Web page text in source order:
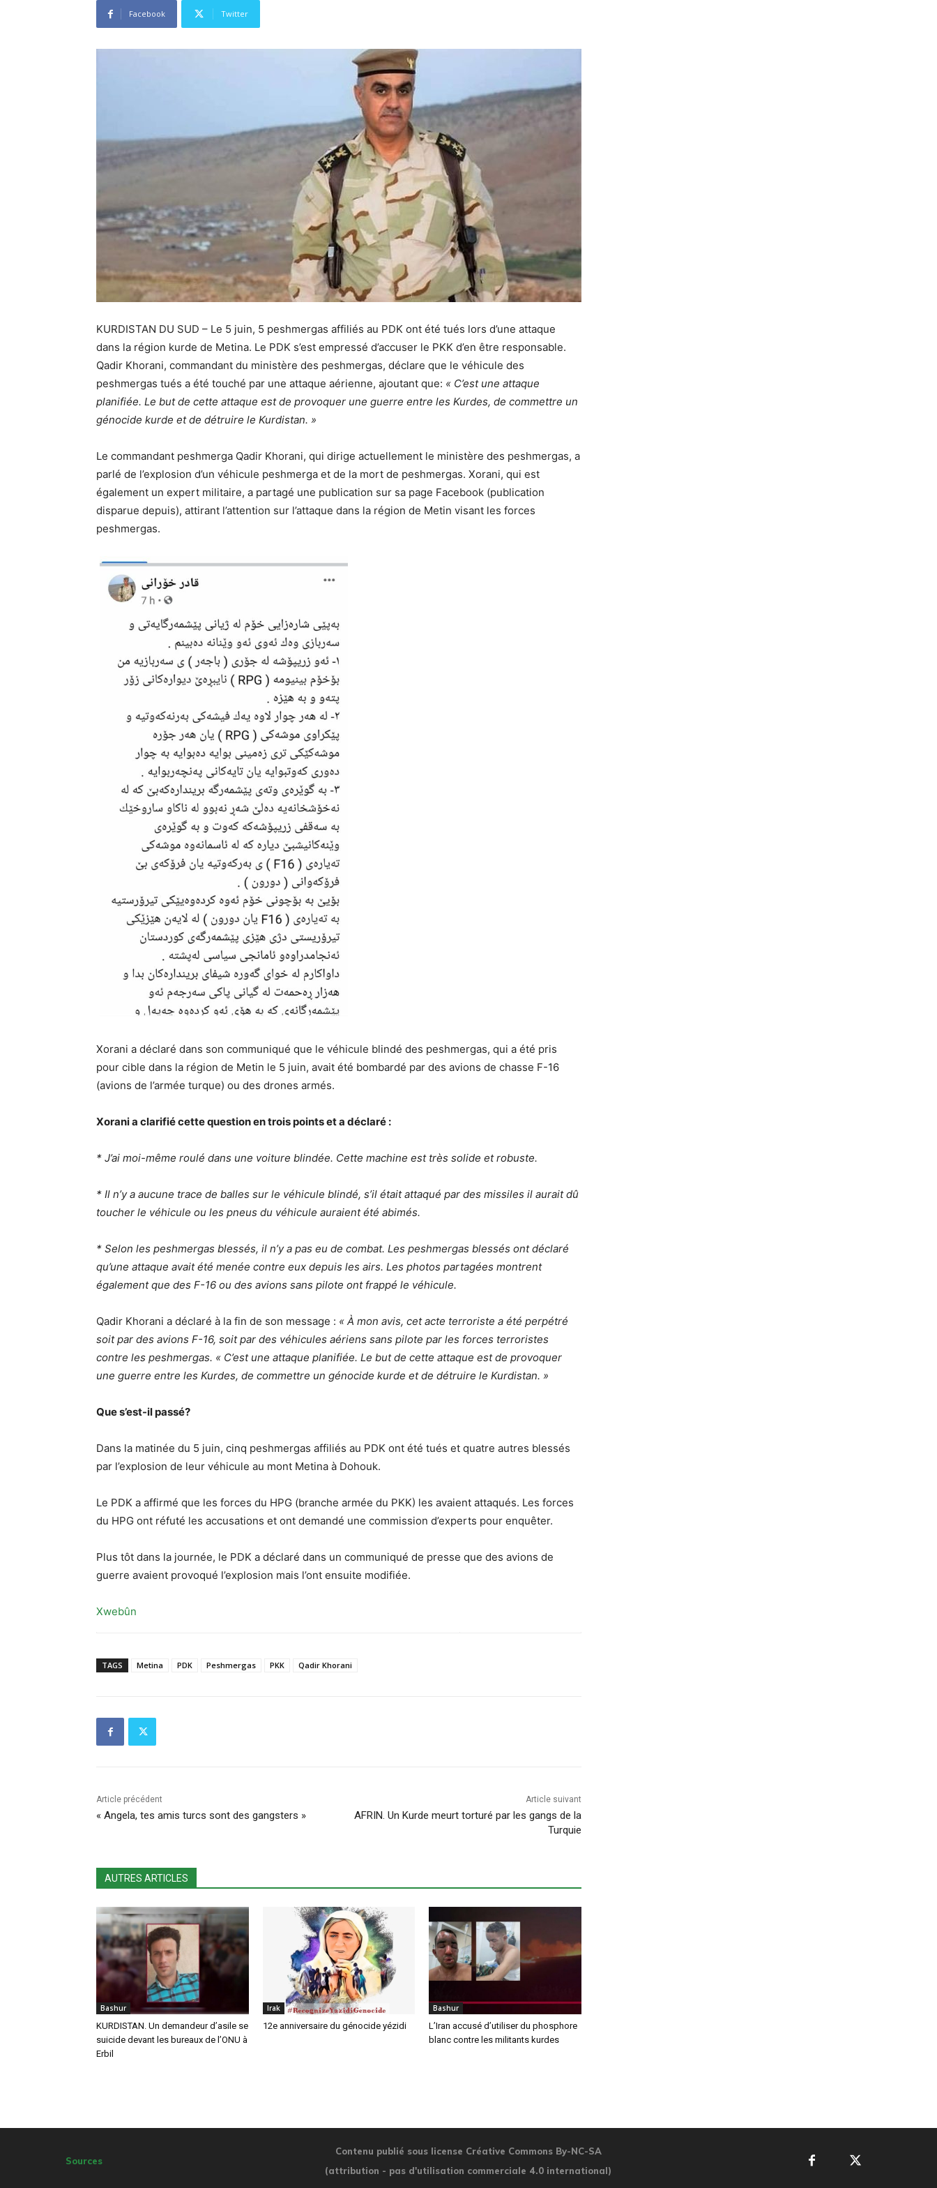
Facebook Twitter
KURDISTAN DU SUD – Le 5 juin, 5 peshmergas affiliés au PDK ont été tués lors d’une attaque
dans la région kurde de Metina. Le PDK s’est empressé d’accuser le PKK d’en être responsable.
Qadir Khorani, commandant du ministère des peshmergas, déclare que le véhicule des
peshmergas tués a été touché par une attaque aérienne, ajoutant que: « C’est une attaque
planifiée. Le but de cette attaque est de provoquer une guerre entre les Kurdes, de commettre un
génocide kurde et de détruire le Kurdistan. »
Le commandant peshmerga Qadir Khorani, qui dirige actuellement le ministère des peshmergas, a
parlé de l’explosion d’un véhicule peshmerga et de la mort de peshmergas. Xorani, qui est
également un expert militaire, a partagé une publication sur sa page Facebook (publication
disparue depuis), attirant l’attention sur l’attaque dans la région de Metin visant les forces
peshmergas.
Xorani a déclaré dans son communiqué que le véhicule blindé des peshmergas, qui a été pris
pour cible dans la région de Metin le 5 juin, avait été bombardé par des avions de chasse F-16
(avions de l’armée turque) ou des drones armés.
Xorani a clarifié cette question en trois points et a déclaré :
* J’ai moi-même roulé dans une voiture blindée. Cette machine est très solide et robuste.
* Il n’y a aucune trace de balles sur le véhicule blindé, s’il était attaqué par des missiles il aurait dû
toucher le véhicule ou les pneus du véhicule auraient été abimés.
* Selon les peshmergas blessés, il n’y a pas eu de combat. Les peshmergas blessés ont déclaré
qu’une attaque avait été menée contre eux depuis les airs. Les photos partagées montrent
également que des F-16 ou des avions sans pilote ont frappé le véhicule.
Qadir Khorani a déclaré à la fin de son message : « À mon avis, cet acte terroriste a été perpétré
soit par des avions F-16, soit par des véhicules aériens sans pilote par les forces terroristes
contre les peshmergas. « C’est une attaque planifiée. Le but de cette attaque est de provoquer
une guerre entre les Kurdes, de commettre un génocide kurde et de détruire le Kurdistan. »
Que s’est-il passé?
Dans la matinée du 5 juin, cinq peshmergas affiliés au PDK ont été tués et quatre autres blessés
par l’explosion de leur véhicule au mont Metina à Dohouk.
Le PDK a affirmé que les forces du HPG (branche armée du PKK) les avaient attaqués. Les forces
du HPG ont réfuté les accusations et ont demandé une commission d’experts pour enquêter.
Plus tôt dans la journée, le PDK a déclaré dans un communiqué de presse que des avions de
guerre avaient provoqué l’explosion mais l’ont ensuite modifiée.
Xwebûn
TAGS Metina PDK Peshmergas PKK Qadir Khorani
Article précédent
« Angela, tes amis turcs sont des gangsters »
Article suivant
AFRIN. Un Kurde meurt torturé par les gangs de la
Turquie
AUTRES ARTICLES
Bashur
KURDISTAN. Un demandeur d’asile se
suicide devant les bureaux de l’ONU à
Erbil
Irak
12e anniversaire du génocide yézidi
Bashur
L’Iran accusé d’utiliser du phosphore
blanc contre les militants kurdes
Sources
Contenu publié sous license Créative Commons By-NC-SA
(attribution - pas d'utilisation commerciale 4.0 international)